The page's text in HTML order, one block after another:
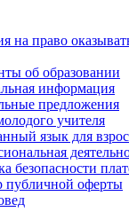
на право
об образовании
информация
предложения
учителя
язык для
безопасности
публичной оферты